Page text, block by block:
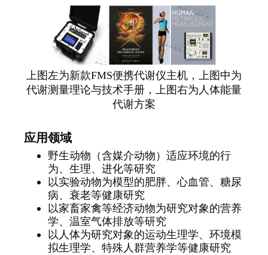
上图左为新款FMS便携代谢仪主机，上图中为
代谢测量理论与技术手册，上图右为人体能量
代谢方案
应用领域
野生动物（含媒介动物）适应环境的行
为、生理、进化等研究
以实验动物为模型的肥胖、心血管、糖尿
病、衰老等健康研究
以家畜家禽等经济动物为研究对象的营养
学、温室气体排放等研究
以人体为研究对象的运动生理学、环境模
拟生理学、特殊人群营养学等健康研究